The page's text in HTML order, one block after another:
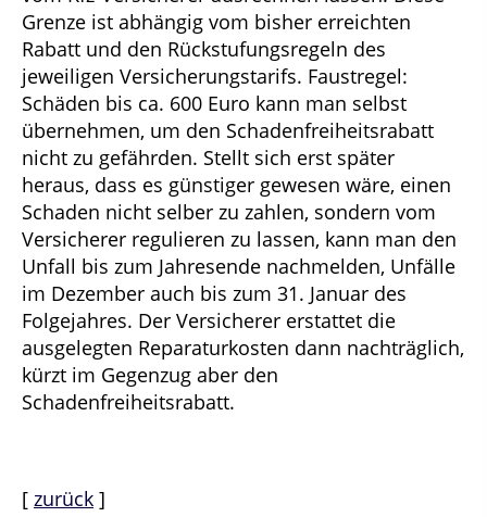
Grenze ist abhängig vom bisher erreichten
Rabatt und den Rückstufungsregeln des
jeweiligen Versicherungstarifs. Faustregel:
Schäden bis ca. 600 Euro kann man selbst
übernehmen, um den Schadenfreiheitsrabatt
nicht zu gefährden. Stellt sich erst später
heraus, dass es günstiger gewesen wäre, einen
Schaden nicht selber zu zahlen, sondern vom
Versicherer regulieren zu lassen, kann man den
Unfall bis zum Jahresende nachmelden, Unfälle
im Dezember auch bis zum 31. Januar des
Folgejahres. Der Versicherer erstattet die
ausgelegten Reparaturkosten dann nachträglich,
kürzt im Gegenzug aber den
Schadenfreiheitsrabatt.
[ zurück ]